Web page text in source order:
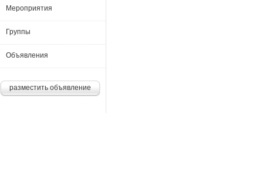
Мероприятия
Группы
Объявления
разместить объявление